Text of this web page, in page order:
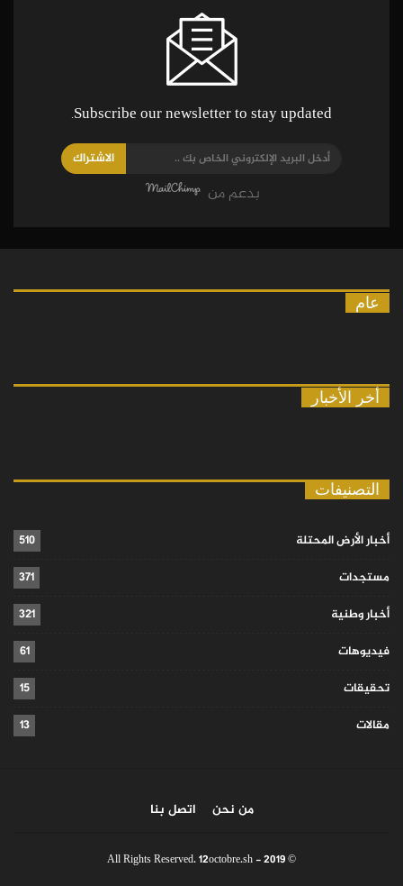
Subscribe our newsletter to stay updated.
الاشتراك
بدعم من
عام
أخر الأخبار
التصنيفات
أخبار الأرض المحتلة
510
مستجدات
371
أخبار وطنية
321
فيديوهات
61
تحقيقات
15
مقالات
13
من نحن اتصل بنا
© 2019 - All Rights Reserved. 12octobre.sh